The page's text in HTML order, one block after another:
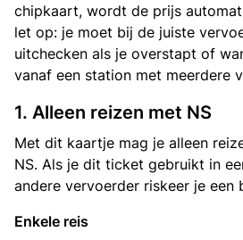
chipkaart, wordt de prijs
let op: je moet bij de juiste
uitchecken als je overstapt of
vanaf een station met meerdere
1. Alleen reizen met NS
Met dit kaartje mag je alleen
NS. Als je dit ticket gebruikt in
andere vervoerder riskeer je een
Enkele reis